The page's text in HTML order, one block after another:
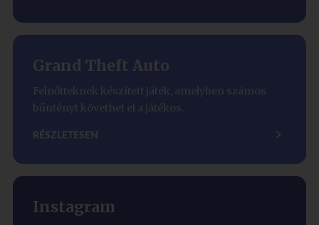
Grand Theft Auto
Felnőtteknek készített játék, amelyben számos
bűntényt követhet el a játékos.
RÉSZLETESEN
Instagram